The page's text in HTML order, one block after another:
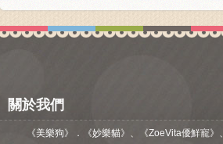
關於我們
《美樂狗》．《妙樂貓》、《ZoeVita優鮮寵